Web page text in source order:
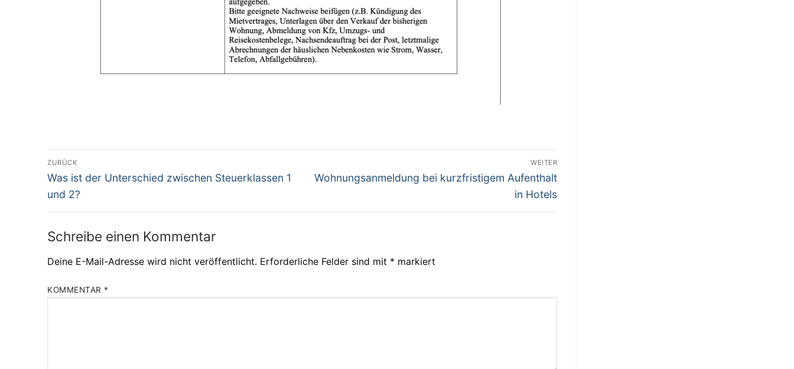
Beitragsnavigation
ZURÜCK
Vorheriger
Beitrag:
Was ist der Unterschied zwischen Steuerklassen 1
und 2?
WEITER
Nächster
Wohnungsanmeldung bei kurzfristigem Aufenthalt
in Hotels
Schreibe einen Kommentar
Deine E-Mail-Adresse wird nicht veröffentlicht. Erforderliche Felder sind mit * markiert
KOMMENTAR *